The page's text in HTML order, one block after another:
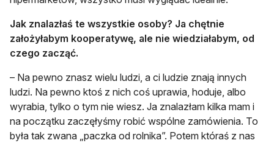
Jak znalazłaś te wszystkie osoby? Ja chętnie
założyłabym kooperatywę, ale nie wiedziałabym, od
czego zacząć.
– Na pewno znasz wielu ludzi, a ci ludzie znają innych
ludzi. Na pewno ktoś z nich coś uprawia, hoduje, albo
wyrabia, tylko o tym nie wiesz. Ja znalazłam kilka mam i
na początku zaczęłyśmy robić wspólne zamówienia. To
była tak zwana „paczka od rolnika”. Potem któraś z nas